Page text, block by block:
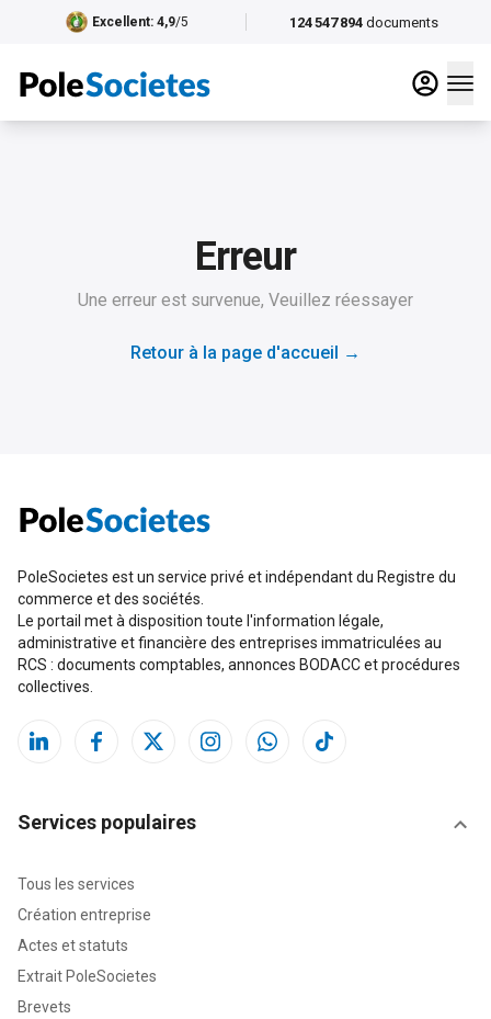
124 547 894 documents
Excellent: 4,9/5
Erreur
Une erreur est survenue, Veuillez réessayer
Retour à la page d'accueil →
PoleSocietes est un service privé et indépendant du Registre du
commerce et des sociétés.
Le portail met à disposition toute l'information légale,
administrative et financière des entreprises immatriculées au
RCS : documents comptables, annonces BODACC et procédures
collectives.
Services populaires
Tous les services
Création entreprise
Actes et statuts
Extrait PoleSocietes
Brevets